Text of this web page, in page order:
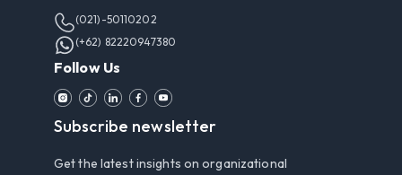
(021)-50110202
(+62) 82220947380
Follow Us
Subscribe newsletter
Get the latest insights on organizational